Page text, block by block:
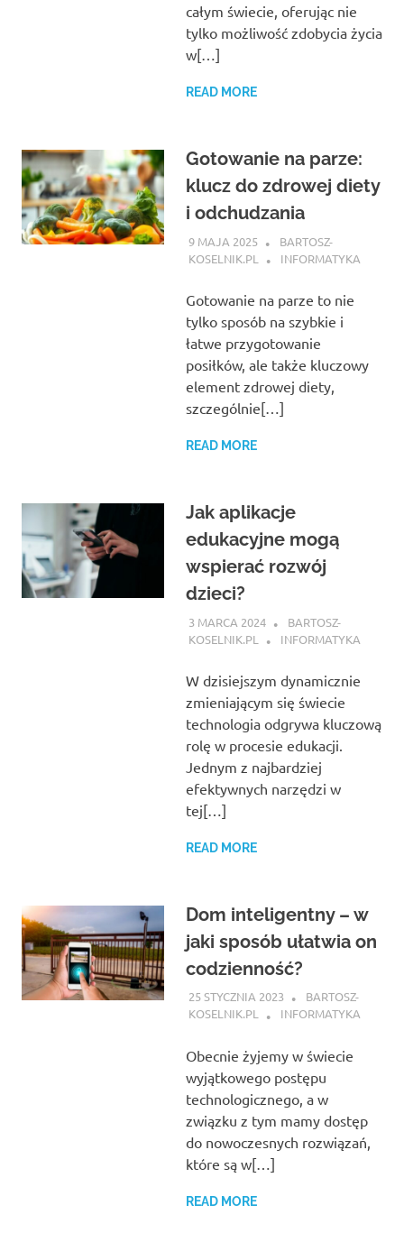
całym świecie, oferując nie
tylko możliwość zdobycia życia
w[…]
READ MORE
Gotowanie na parze:
klucz do zdrowej diety
i odchudzania
9 MAJA 2025
BARTOSZ-
KOSELNIK.PL
INFORMATYKA
Gotowanie na parze to nie
tylko sposób na szybkie i
łatwe przygotowanie
posiłków, ale także kluczowy
element zdrowej diety,
szczególnie[…]
READ MORE
Jak aplikacje
edukacyjne mogą
wspierać rozwój
dzieci?
3 MARCA 2024
BARTOSZ-
KOSELNIK.PL
INFORMATYKA
W dzisiejszym dynamicznie
zmieniającym się świecie
technologia odgrywa kluczową
rolę w procesie edukacji.
Jednym z najbardziej
efektywnych narzędzi w
tej[…]
READ MORE
Dom inteligentny – w
jaki sposób ułatwia on
codzienność?
25 STYCZNIA 2023
BARTOSZ-
KOSELNIK.PL
INFORMATYKA
Obecnie żyjemy w świecie
wyjątkowego postępu
technologicznego, a w
związku z tym mamy dostęp
do nowoczesnych rozwiązań,
które są w[…]
READ MORE